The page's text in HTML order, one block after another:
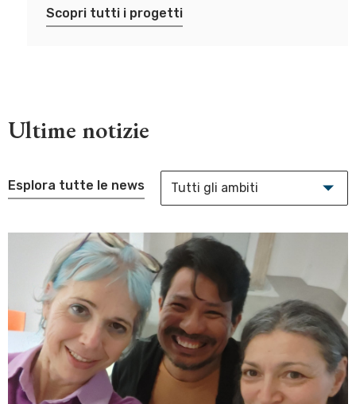
Scopri tutti i progetti
Ultime notizie
Esplora tutte le news